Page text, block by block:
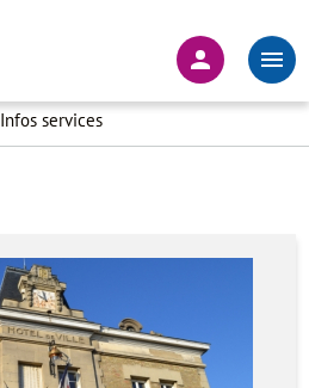
principal
En-
tête
Connexion
Infos services